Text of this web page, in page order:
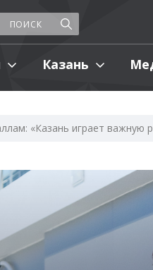
Казань
«Казань играет важную